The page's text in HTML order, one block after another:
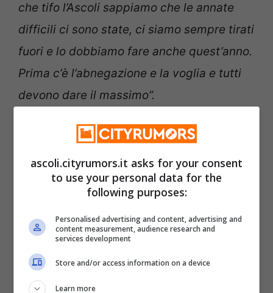
che tifo l’Ascoli sappiamo che le annate
difficili ci sono state, ci siamo sempre tirati
fuori e lo dobbiamo fare anche quest’anno.
Prima c’è l’abnegazione e la voglia e tutti
devono dare il massimo”.
“E’ stata una partita maschia – ha
sottolineato Danilo Quaranta –
squadre di categoria e lo sapevamo. La
partita è stata interpretata bene da noi,
non abbiamo concesso nulla, non siamo
riusciti a far gol, ma va bene cosi perché è
un punto importante”.
ascoli.cityrumors.it asks for your consent
to use your personal data for the
following purposes:
Personalised advertising and content, advertising and
content measurement, audience research and
services development
Store and/or access information on a device
Learn more